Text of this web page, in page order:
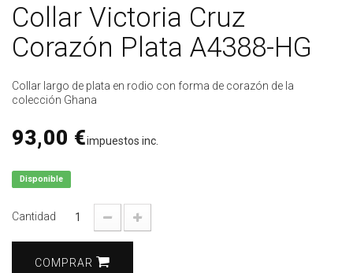
Collar Victoria Cruz
Corazón Plata A4388-HG
Collar largo de plata en rodio con forma de corazón de la
colección Ghana
93,00 €impuestos inc.
Disponible
Cantidad
COMPRAR